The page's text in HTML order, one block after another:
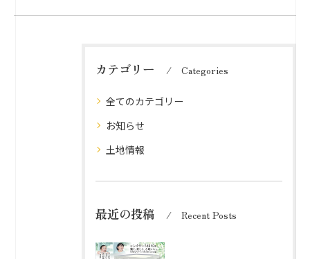
カテゴリー Categories
全てのカテゴリー
お知らせ
土地情報
最近の投稿 Recent Posts